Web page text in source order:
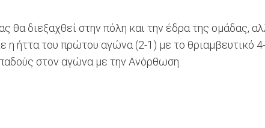
θα διεξαχθεί στην πόλη και την έδρα της ομάδας,
η ήττα του πρώτου αγώνα (2-1) με το θριαμβευτικό
στον αγώνα με την Ανόρθωση.